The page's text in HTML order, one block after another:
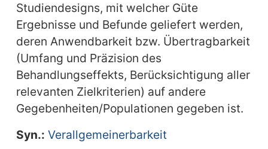
Studiendesigns, mit welcher Güte
Ergebnisse und Befunde geliefert werden,
deren Anwendbarkeit bzw. Übertragbarkeit
(Umfang und Präzision des
Behandlungseffekts, Berücksichtigung aller
relevanten Zielkriterien) auf andere
Gegebenheiten/Populationen gegeben ist.
Syn.: Verallgemeinerbarkeit